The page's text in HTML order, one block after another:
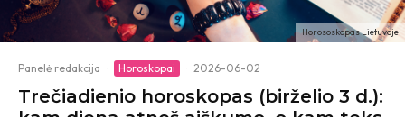
Horososkopas Lietuvoje
Panelė redakcija · Horoskopai · 2026-06-02
Trečiadienio horoskopas (birželio 3 d.):